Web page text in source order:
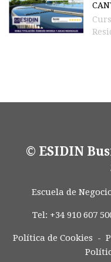
© ESIDIN
Escuela de
Tel: +34 910 607
Política de Cookies -